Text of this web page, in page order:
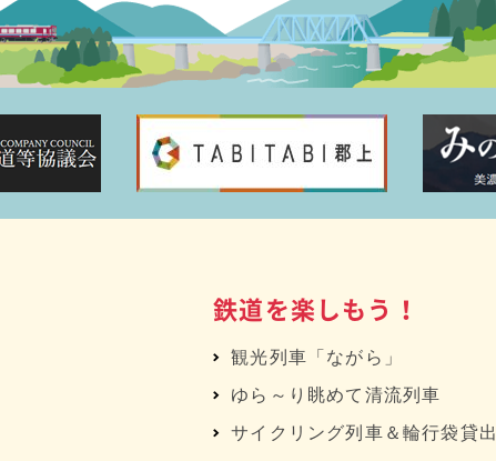
鉄道を楽しもう！
観光列車「ながら」
ゆら～り眺めて清流列車
サイクリング列車＆輪行袋貸出